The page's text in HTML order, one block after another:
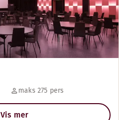
maks 275 pers
Vis mer